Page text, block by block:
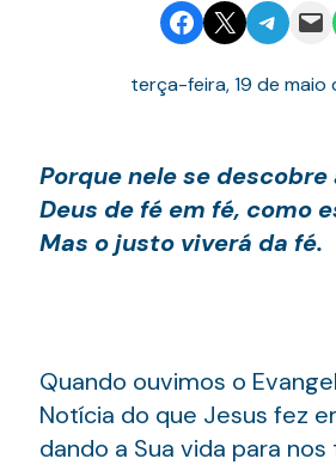
Share on Facebook
Email this PageShare onEmail
terça-feira, 19 de maio
Porque nele se
Deus de fé em fé, como
Mas o justo viverá da fé.
Quando ouvimos o
Notícia do que Jesus fez
dando a Sua vida para nos